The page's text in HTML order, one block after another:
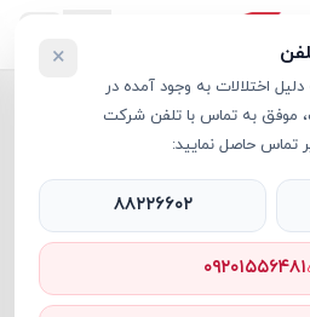
کامپیوتر آل این وان اچ پی 23.8 اینچی مدل CR0255NH i7 32GB 2TB SSD Intel Iris Xe لمسی
اختلالات به وجود آمده در
موفق به تماس با تلفن شرکت
تماس حاصل نمایید:
×
۸۸۲۲۶۶۰۲
۰۹۲۰۱۵۵۶۴۸۱